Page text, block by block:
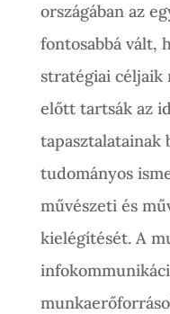
országában az
fontosabbá vált,
stratégiai céljaik
előtt tartsák az
tapasztalatainak
tudományos
művészeti és
kielégítését. A